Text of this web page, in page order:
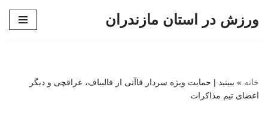
ورزش در استان مازندران
خانه » ببینید | حمایت ویژه سردار قاآنی از قالیباف، عراقچی و دیگر
اعضای تیم مذاکرات